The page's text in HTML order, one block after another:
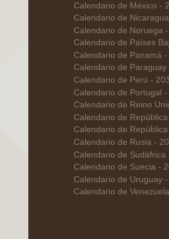
Calendario de México -
Calendario de
Calendario de Noruega
Calendario de Países
Calendario de Panamá -
Calendario de Paraguay
Calendario de Perú -
Calendario de Portugal -
Calendario de Reino
Calendario de
Calendario de
Calendario de Rusia -
Calendario de Sudáfrica
Calendario de Suecia -
Calendario de Uruguay
Calendario de